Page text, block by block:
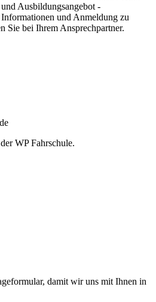
und Ausbildungsangebot -
Informationen und Anmeldung zu
Sie bei Ihrem Ansprechpartner.
WP Fahrschule.
damit wir uns mit Ihnen in